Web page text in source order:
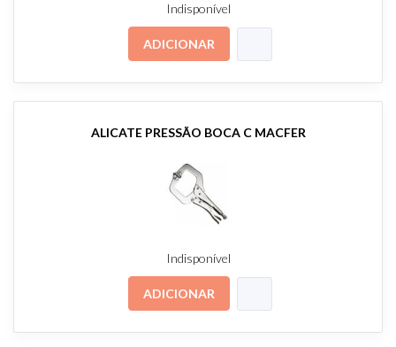
Indisponível
ADICIONAR
ALICATE PRESSÃO BOCA C MACFER
Indisponível
ADICIONAR